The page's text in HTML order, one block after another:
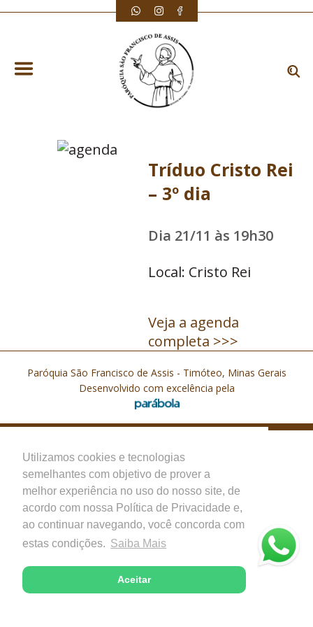
Utilizamos cookies e tecnologias
semelhantes com objetivo de prover a
melhor experiência no uso do nosso site, de
acordo com nossa Política de Privacidade e,
ao continuar navegando, você concorda com
estas condições. Saiba Mais
Aceitar
Tríduo Cristo Rei
– 3º dia
Dia 21/11 às 19h30
Local: Cristo Rei
Veja a agenda
completa >>>
Paróquia São Francisco de Assis - Timóteo, Minas Gerais
Desenvolvido com excelência pela